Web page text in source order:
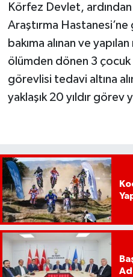
Körfez Devlet,
Araştırma
bakıma alınan ve
ölümden dönen 3 çocuk
görevlisi tedavi altına
yaklaşık 20 yıldır görev